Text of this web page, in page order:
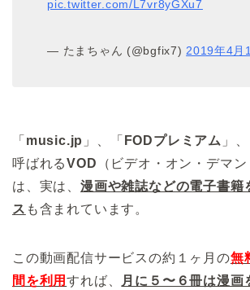
pic.twitter.com/L7vr8yGXu7
— たまちゃん (@bgfix7) 2019年4月
「 music.jp 」、「 FODプレミアム 」、
呼ばれるVOD （ビデオ・オン・デマ
は、実は、 漫画や雑誌などの電子書籍
ス も含まれています。
この動画配信サービスの約１ヶ月の無
間を利用すれば、
月に５〜６冊は漫画